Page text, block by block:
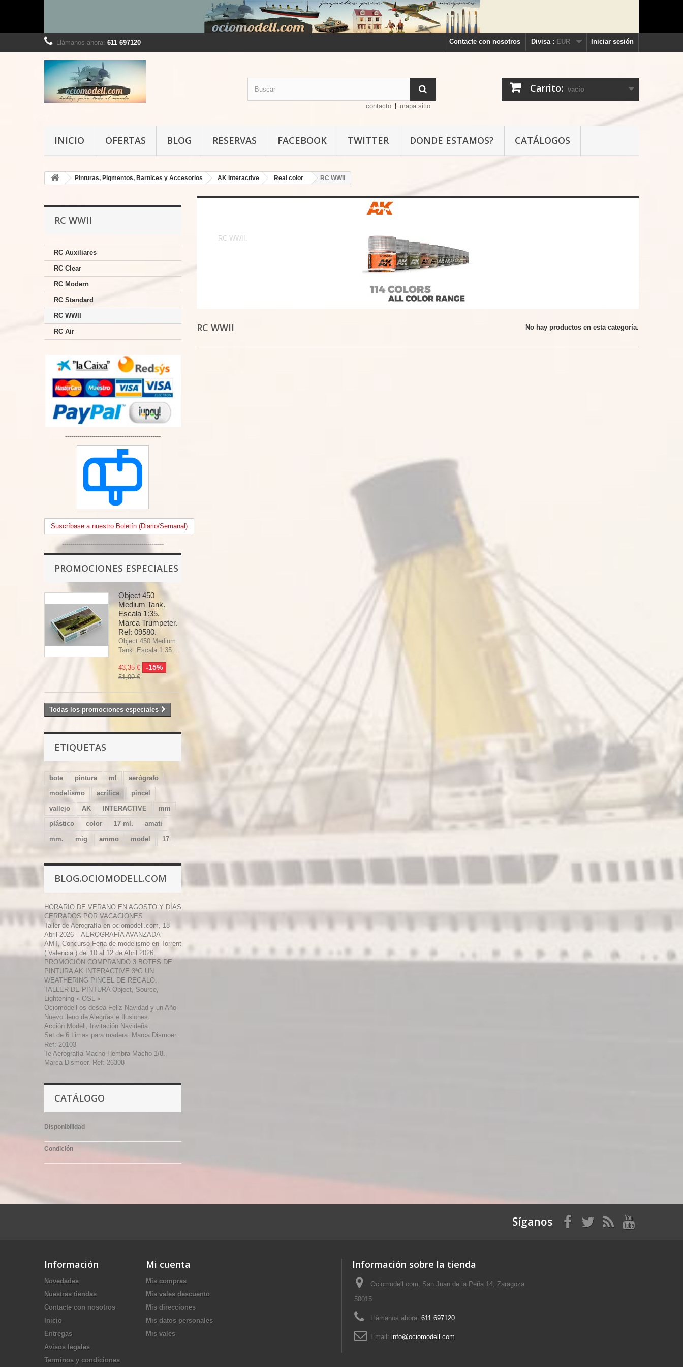
Iniciar sesión
Divisa : EUR
Contacte con nosotros
Llámanos ahora: 611 697120
Carrito: vacío
contacto mapa sitio
INICIO OFERTAS BLOG RESERVAS FACEBOOK TWITTER DONDE ESTAMOS? CATÁLOGOS
Pinturas, Pigmentos, Barnices y Accesorios AK Interactive Real color RC WWII
RC WWII
RC Auxiliares
RC Clear
RC Modern
RC Standard
RC WWII
RC Air
-----------------------------------------------
Suscríbase a nuestro Boletín (Diario/Semanal)
--------------------------------------------------
PROMOCIONES ESPECIALES
Object 450
Medium Tank.
Escala 1:35.
Marca Trumpeter.
Ref: 09580.
Object 450 Medium
Tank. Escala 1:35....
43,35 € -15%
51,00 €
Todas los promociones especiales
ETIQUETAS
bote pintura ml
aerógrafo
modelismo
acrílica
pincel
vallejo
AK INTERACTIVE
mm
plástico
color 17 ml.
amati
mm.
mig ammo model 17
BLOG.OCIOMODELL.COM
HORARIO DE VERANO EN AGOSTO Y DÍAS
CERRADOS POR VACACIONES
Taller de Aerografía en ociomodell.com, 18
Abril 2026 – AEROGRAFÍA AVANZADA
AMT, Concurso Feria de modelismo en Torrent
( Valencia ) del 10 al 12 de Abril 2026.
PROMOCIÓN COMPRANDO 3 BOTES DE
PINTURA AK INTERACTIVE 3ªG UN
WEATHERING PINCEL DE REGALO.
TALLER DE PINTURA Object, Source,
Lightening » OSL «
Ociomodell os desea Feliz Navidad y un Año
Nuevo lleno de Alegrías e Ilusiones.
Acción Modell, Invitación Navideña
Set de 6 Limas para madera. Marca Dismoer.
Ref: 20103
Te Aerografía Macho Hembra Macho 1/8.
Marca Dismoer. Ref: 26308
CATÁLOGO
Disponibilidad
Condición
RC WWII.
RC WWII No hay productos en esta categoría.
Síganos
Información
Novedades
Nuestras tiendas
Contacte con nosotros
Inicio
Entregas
Avisos legales
Terminos y condiciones
Mi cuenta
Mis compras
Mis vales descuento
Mis direcciones
Mis datos personales
Mis vales
Información sobre la tienda
Ociomodell.com, San Juan de la Peña 14, Zaragoza
50015
Llámanos ahora: 611 697120
Email: info@ociomodell.com